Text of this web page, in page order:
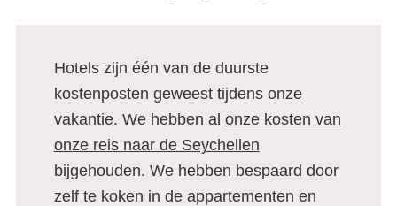
Hotels zijn één van de duurste
kostenposten geweest tijdens onze
vakantie. We hebben al onze kosten van
onze reis naar de Seychellen
bijgehouden. We hebben bespaard door
zelf te koken in de appartementen en